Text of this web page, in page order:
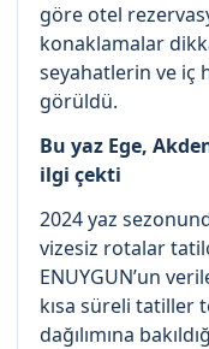
göre otel
konaklamalar
seyahatlerin ve iç
görüldü.
Bu yaz Ege,
ilgi çekti
2024 yaz
vizesiz rotalar
ENUYGUN’un
kısa süreli tatiller
dağılımına